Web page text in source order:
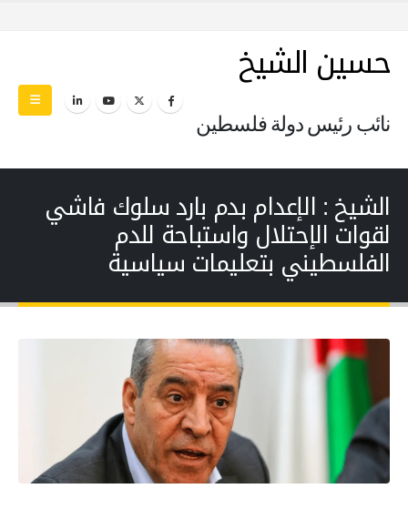
حسين الشيخ
نائب رئيس دولة فلسطين
الشيخ : الإعدام بدم بارد سلوك فاشي
لقوات الإحتلال واستباحة للدم
الفلسطيني بتعليمات سياسية